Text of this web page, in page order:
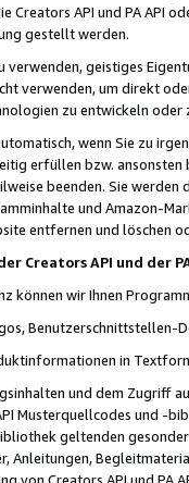
Creators API und PA API
gestellt werden.
geistiges
verwenden, um direkt
zu entwickeln
wenn Sie zu
erfüllen bzw. ansonsten
beenden. Sie werden
und Amazon-
entfernen und löschen
Creators API und der
können wir Ihnen
Benutzerschnittstellen-
in
und dem Zugriff
Musterquellcodes und
geltenden
Anleitungen,
von Creators API und PA